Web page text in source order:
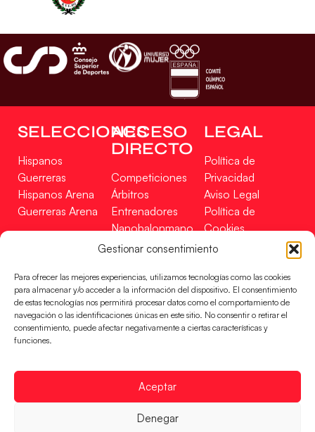
Gestionar consentimiento
Para ofrecer las mejores experiencias, utilizamos tecnologías como las cookies
para almacenar y/o acceder a la información del dispositivo. El consentimiento
de estas tecnologías nos permitirá procesar datos como el comportamiento de
navegación o las identificaciones únicas en este sitio. No consentir o retirar el
consentimiento, puede afectar negativamente a ciertas características y
funciones.
Aceptar
Denegar
SELECCIONES
Hispanos
Guerreras
Hispanos Arena
Guerreras Arena
ACCESO
DIRECTO
Competiciones
Árbitros
Entrenadores
Nanobalonmano
Tienda
LEGAL
Política de
Privacidad
Aviso Legal
Política de
Cookies
Mapa Web
Incidencias
CONTACTO
EN
FINANCIADO
RFEBM © 2024. Todos los derechos reservados –
Desarrollado por